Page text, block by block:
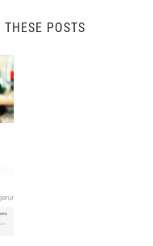
POSTS